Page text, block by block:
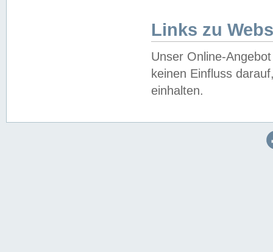
Links zu
Unser Online-
keinen Einfluss
einhalten.